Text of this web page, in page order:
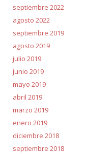
septiembre 2022
agosto 2022
septiembre 2019
agosto 2019
julio 2019
junio 2019
mayo 2019
abril 2019
marzo 2019
enero 2019
diciembre 2018
septiembre 2018